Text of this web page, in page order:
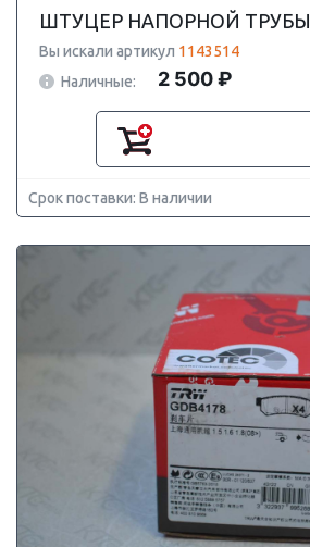
ШТУЦЕР НАПОРНОЙ ТРУБЫ
Вы искали артикул 1143514
Наличные:
2 500 ₽
Срок поставки: В наличии